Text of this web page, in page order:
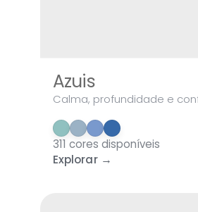
Azuis
Calma, profundidade e
311 cores disponíveis
Explorar →